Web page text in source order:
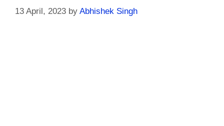
13 April, 2023 by Abhishek Singh